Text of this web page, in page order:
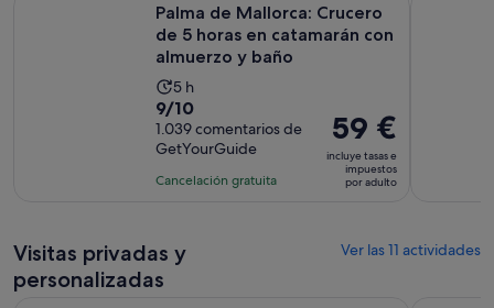
Palma de Mallorca: Crucero
de 5 horas en catamarán con
almuerzo y baño
La
duración
de
la
actividad
5 horas
5 h
9.0
sobre
10
con
9/10
1.039 comentarios de
GetYourGuide
Cancelación gratuita
El
precio
es
de
adulto
59 €
incluye tasas e
impuestos
por adulto
Visitas privadas y
personalizadas
Ver las 11 actividades